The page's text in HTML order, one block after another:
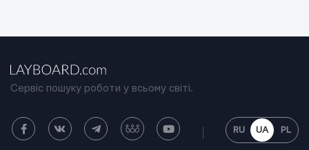
Сервіс пошуку роботи у всьому світі.
RU UA PL